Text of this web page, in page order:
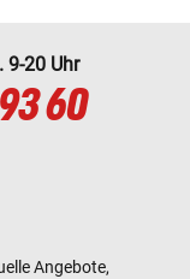
9-20 Uhr
60
Angebote,